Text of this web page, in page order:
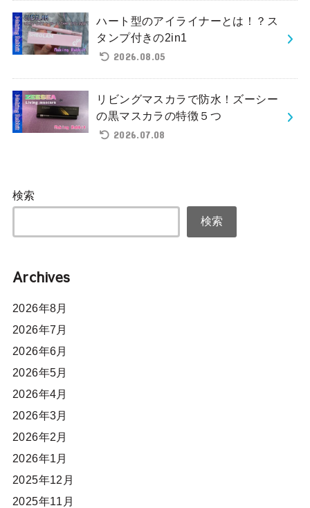
ハート型のアイライナーとは！？ス
タンプ付きの2in1
2026.08.05
リビングマスカラで防水！ズーシー
の黒マスカラの特徴５つ
2026.07.08
検索
検索
Archives
2026年8月
2026年7月
2026年6月
2026年5月
2026年4月
2026年3月
2026年2月
2026年1月
2025年12月
2025年11月